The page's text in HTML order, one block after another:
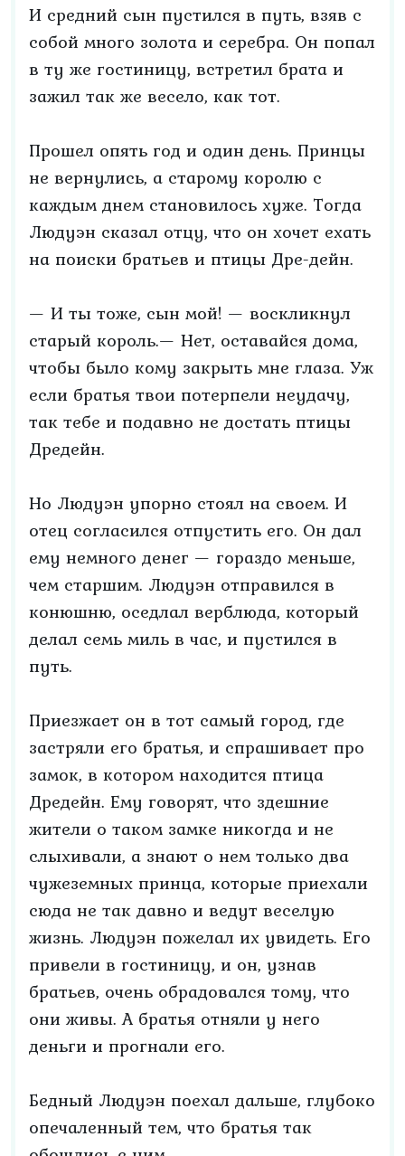
И средний сын пустился в путь, взяв с
собой много золота и серебра. Он попал
в ту же гостиницу, встретил брата и
зажил так же весело, как тот.
Прошел опять год и один день. Принцы
не вернулись, а старому королю с
каждым днем становилось хуже. Тогда
Людуэн сказал отцу, что он хочет ехать
на поиски братьев и птицы Дре-дейн.
— И ты тоже, сын мой! — воскликнул
старый король.— Нет, оставайся дома,
чтобы было кому закрыть мне глаза. Уж
если братья твои потерпели неудачу,
так тебе и подавно не достать птицы
Дредейн.
Но Людуэн упорно стоял на своем. И
отец согласился отпустить его. Он дал
ему немного денег — гораздо меньше,
чем старшим. Людуэн отправился в
конюшню, оседлал верблюда, который
делал семь миль в час, и пустился в
путь.
Приезжает он в тот самый город, где
застряли его братья, и спрашивает про
замок, в котором находится птица
Дредейн. Ему говорят, что здешние
жители о таком замке никогда и не
слыхивали, а знают о нем только два
чужеземных принца, которые приехали
сюда не так давно и ведут веселую
жизнь. Людуэн пожелал их увидеть. Его
привели в гостиницу, и он, узнав
братьев, очень обрадовался тому, что
они живы. А братья отняли у него
деньги и прогнали его.
Бедный Людуэн поехал дальше, глубоко
опечаленный тем, что братья так